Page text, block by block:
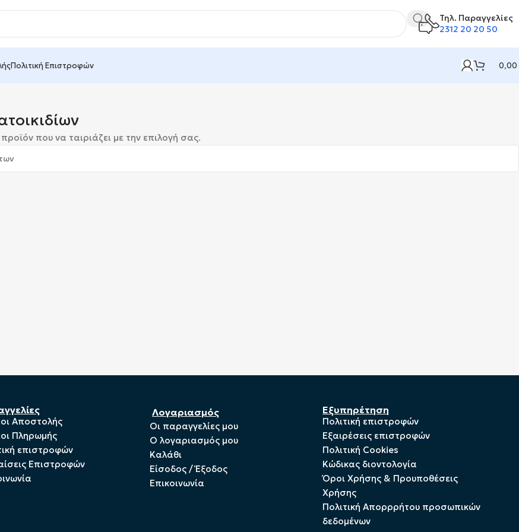
Τηλ. Παραγγελίες
2312 20 20 50
Πολιτική Επιστροφών 0,00
που να ταιριάζει με την επιλογή σας.
Αποστολής
Πληρωμής
επιστροφών
Επιστροφών
Λογαριασμός
Οι παραγγελίες μου
Ο λογαριασμός μου
Καλάθι
Είσοδος / Έξοδος
Επικοινωνία
Εξυπηρέτηση
Πολιτική επιστροφών
Εξαιρέσεις επιστροφών
Πολιτική Cookies
Kώδικας διοντολογία
Όροι Χρήσης & Προυποθέσεις
Χρήσης
Πολιτική Απορρρήτου προσωπικών
δεδομένων